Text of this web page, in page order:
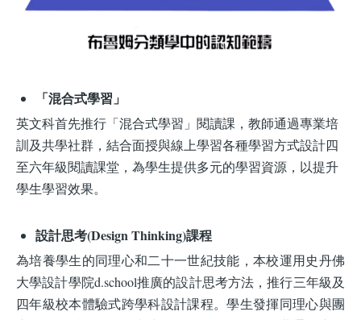
「混合式學習」
英文科首先推行「混合式學習」閱讀課，教師通過專業培
訓及共學社群，結合面授與線上學習各種學習方式設計四
至六年級閱讀課堂，為學生提供多元的學習資源，以提升
學生學習效果。
設計思考(Design Thinking)課程
為培養學生的同理心和二十一世紀技能，本校運用史丹佛
大學設計學院d.school推廣的設計思考方法，推行三年級及
四年級校本體驗式跨學科設計課程。學生發揮同理心與團